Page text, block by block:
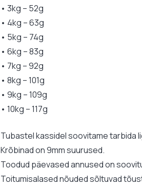
• 3kg – 52g
• 4kg – 63g
• 5kg – 74g
• 6kg – 83g
• 7kg – 92g
• 8kg – 101g
• 9kg – 109g
• 10kg – 117g
Tubastel kassidel soovitame tarbida
Krõbinad on 9mm suurused.
Toodud päevased annused on
Toitumisalased nõuded sõltuvad